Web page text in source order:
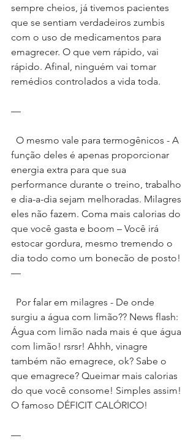
sempre cheios, já tivemos pacientes
que se sentiam verdadeiros zumbis
com o uso de medicamentos para
emagrecer. O que vem rápido, vai
rápido. Afinal, ninguém vai tomar
remédios controlados a vida toda.
—
função deles é apenas proporcionar
energia extra para que sua
performance durante o treino, trabalho
e dia-a-dia sejam melhoradas. Milagres
eles não fazem. Coma mais calorias do
que você gasta e boom – Você irá
estocar gordura, mesmo tremendo o
dia todo como um bonecão de posto!
—
surgiu a água com limão?? News flash:
Água com limão nada mais é que água
com limão! rsrsr! Ahhh, vinagre
também não emagrece, ok? Sabe o
que emagrece? Queimar mais calorias
do que você consome! Simples assim!
O famoso DÉFICIT CALÓRICO!
—